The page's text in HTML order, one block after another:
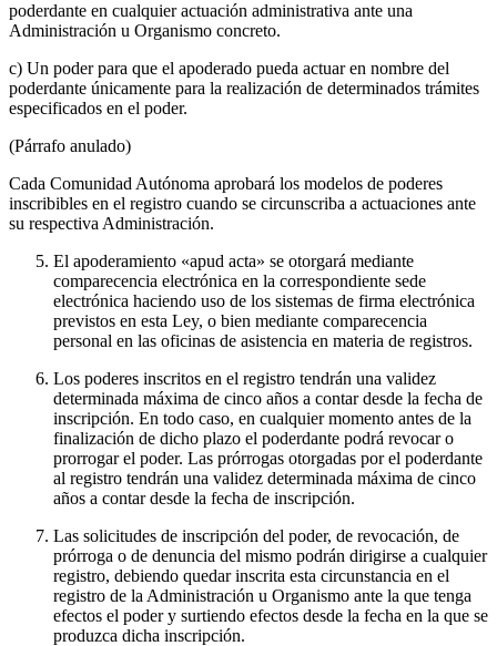
poderdante en cualquier actuación administrativa ante una
Administración u Organismo concreto.
c) Un poder para que el apoderado pueda actuar en nombre del
poderdante únicamente para la realización de determinados trámites
especificados en el poder.
(Párrafo anulado)
Cada Comunidad Autónoma aprobará los modelos de poderes
inscribibles en el registro cuando se circunscriba a actuaciones ante
su respectiva Administración.
El apoderamiento «apud acta» se otorgará mediante
comparecencia electrónica en la correspondiente sede
electrónica haciendo uso de los sistemas de firma electrónica
previstos en esta Ley, o bien mediante comparecencia
personal en las oficinas de asistencia en materia de registros.
Los poderes inscritos en el registro tendrán una validez
determinada máxima de cinco años a contar desde la fecha de
inscripción. En todo caso, en cualquier momento antes de la
finalización de dicho plazo el poderdante podrá revocar o
prorrogar el poder. Las prórrogas otorgadas por el poderdante
al registro tendrán una validez determinada máxima de cinco
años a contar desde la fecha de inscripción.
Las solicitudes de inscripción del poder, de revocación, de
prórroga o de denuncia del mismo podrán dirigirse a cualquier
registro, debiendo quedar inscrita esta circunstancia en el
registro de la Administración u Organismo ante la que tenga
efectos el poder y surtiendo efectos desde la fecha en la que se
produzca dicha inscripción.